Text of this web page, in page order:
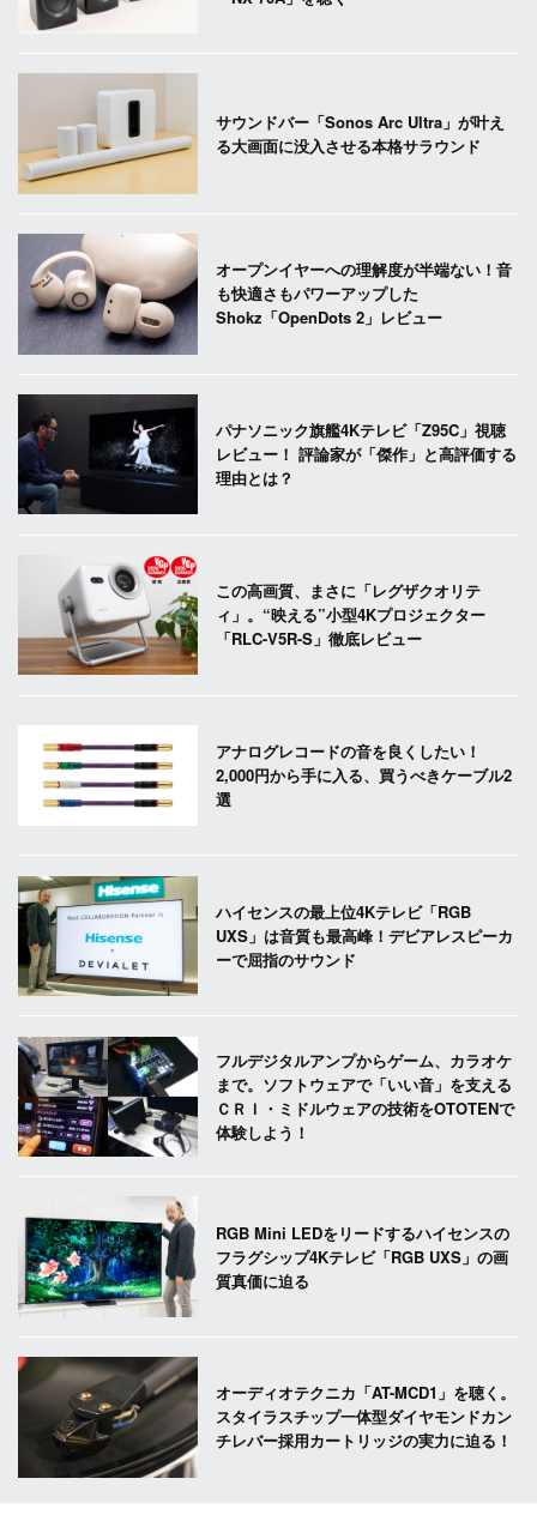
サウンドバー「Sonos Arc Ultra」が叶え
る大画面に没入させる本格サラウンド
オープンイヤーへの理解度が半端ない！音
も快適さもパワーアップした
Shokz「OpenDots 2」レビュー
パナソニック旗艦4Kテレビ「Z95C」視聴
レビュー！ 評論家が「傑作」と高評価する
理由とは？
この高画質、まさに「レグザクオリテ
ィ」。“映える”小型4Kプロジェクター
「RLC-V5R-S」徹底レビュー
アナログレコードの音を良くしたい！
2,000円から手に入る、買うべきケーブル2
選
ハイセンスの最上位4Kテレビ「RGB
UXS」は音質も最高峰！デビアレスピーカ
ーで屈指のサウンド
フルデジタルアンプからゲーム、カラオケ
まで。ソフトウェアで「いい音」を支える
ＣＲＩ・ミドルウェアの技術をOTOTENで
体験しよう！
RGB Mini LEDをリードするハイセンスの
フラグシップ4Kテレビ「RGB UXS」の画
質真価に迫る
オーディオテクニカ「AT-MCD1」を聴く。
スタイラスチップ一体型ダイヤモンドカン
チレバー採用カートリッジの実力に迫る！